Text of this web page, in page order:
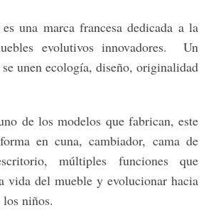
una marca francesa dedicada a la
evolutivos innovadores. Un
unen ecología, diseño, originalidad
de los modelos que fabrican, este
en cuna, cambiador, cama de
múltiples funciones que
vida del mueble y evolucionar hacia
los niños.